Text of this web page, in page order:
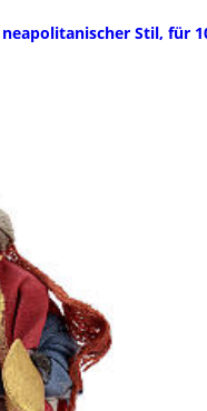
Stil, für